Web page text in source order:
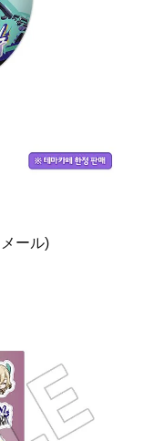
ール)